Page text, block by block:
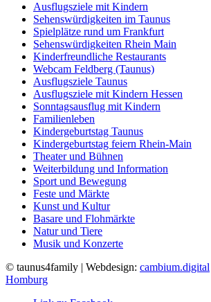
Ausflugsziele mit Kindern
Sehenswürdigkeiten im Taunus
Spielplätze rund um Frankfurt
Sehenswürdigkeiten Rhein Main
Kinderfreundliche Restaurants
Webcam Feldberg (Taunus)
Ausflugsziele Taunus
Ausflugsziele mit Kindern Hessen
Sonntagsausflug mit Kindern
Familienleben
Kindergeburtstag Taunus
Kindergeburtstag feiern Rhein-Main
Theater und Bühnen
Weiterbildung und Information
Sport und Bewegung
Feste und Märkte
Kunst und Kultur
Basare und Flohmärkte
Natur und Tiere
Musik und Konzerte
© taunus4family | Webdesign: cambium.digital
Homburg